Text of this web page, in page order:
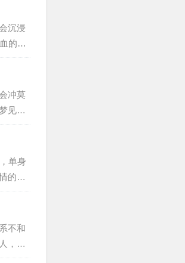
沉浸
冲莫
见叔
单身
的愿
不和
，心